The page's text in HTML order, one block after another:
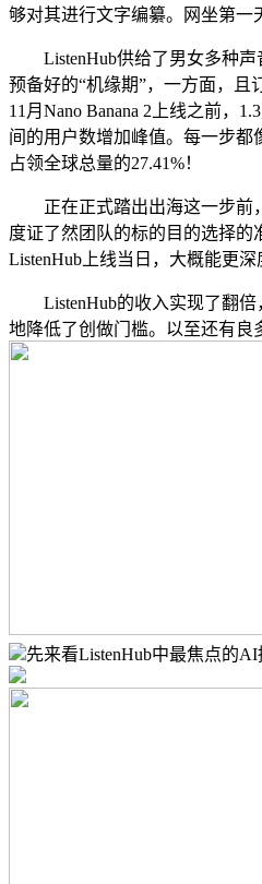
够对其进行文字编纂。网坐第一
ListenHub供给了男女多种声
预备好的“机缘期”，一方面，且
11月Nano Banana 2上线之前，
间的用户数增加峰值。每一步
占领全球总量的27.41%！
正在正式踏出出海这一步前
度证了然团队的标的目的选择的
ListenHub上线当日，大概能更深
ListenHub的收入实现了翻倍
地降低了创做门槛。以至还有良
先来看ListenHub中最焦点的